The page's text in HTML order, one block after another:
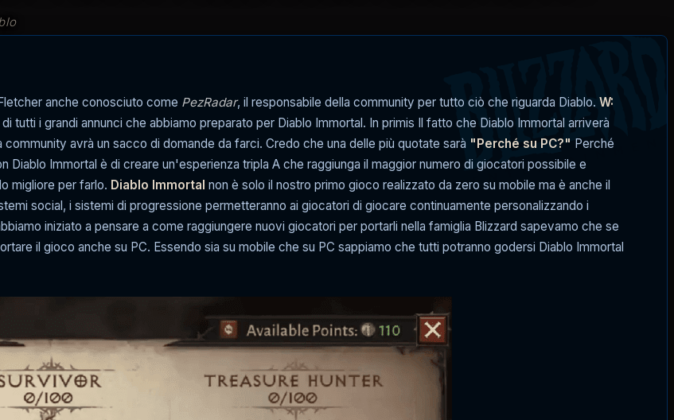
anche conosciuto come PezRadar, il responsabile della community per tutto ciò che riguarda Diablo. W:
tutti i grandi annunci che abbiamo preparato per Diablo Immortal. In primis Il fatto che Diablo Immortal arriverà
avrà un sacco di domande da farci. Credo che una delle più quotate sarà "Perché su PC?" Perché
Diablo Immortal è di creare un'esperienza tripla A che raggiunga il maggior numero di giocatori possibile e
migliore per farlo. Diablo Immortal non è solo il nostro primo gioco realizzato da zero su mobile ma è anche il
social, i sistemi di progressione permetteranno ai giocatori di giocare continuamente personalizzando i
iniziato a pensare a come raggiungere nuovi giocatori per portarli nella famiglia Blizzard sapevamo che se
il gioco anche su PC. Essendo sia su mobile che su PC sappiamo che tutti potranno godersi Diablo Immortal